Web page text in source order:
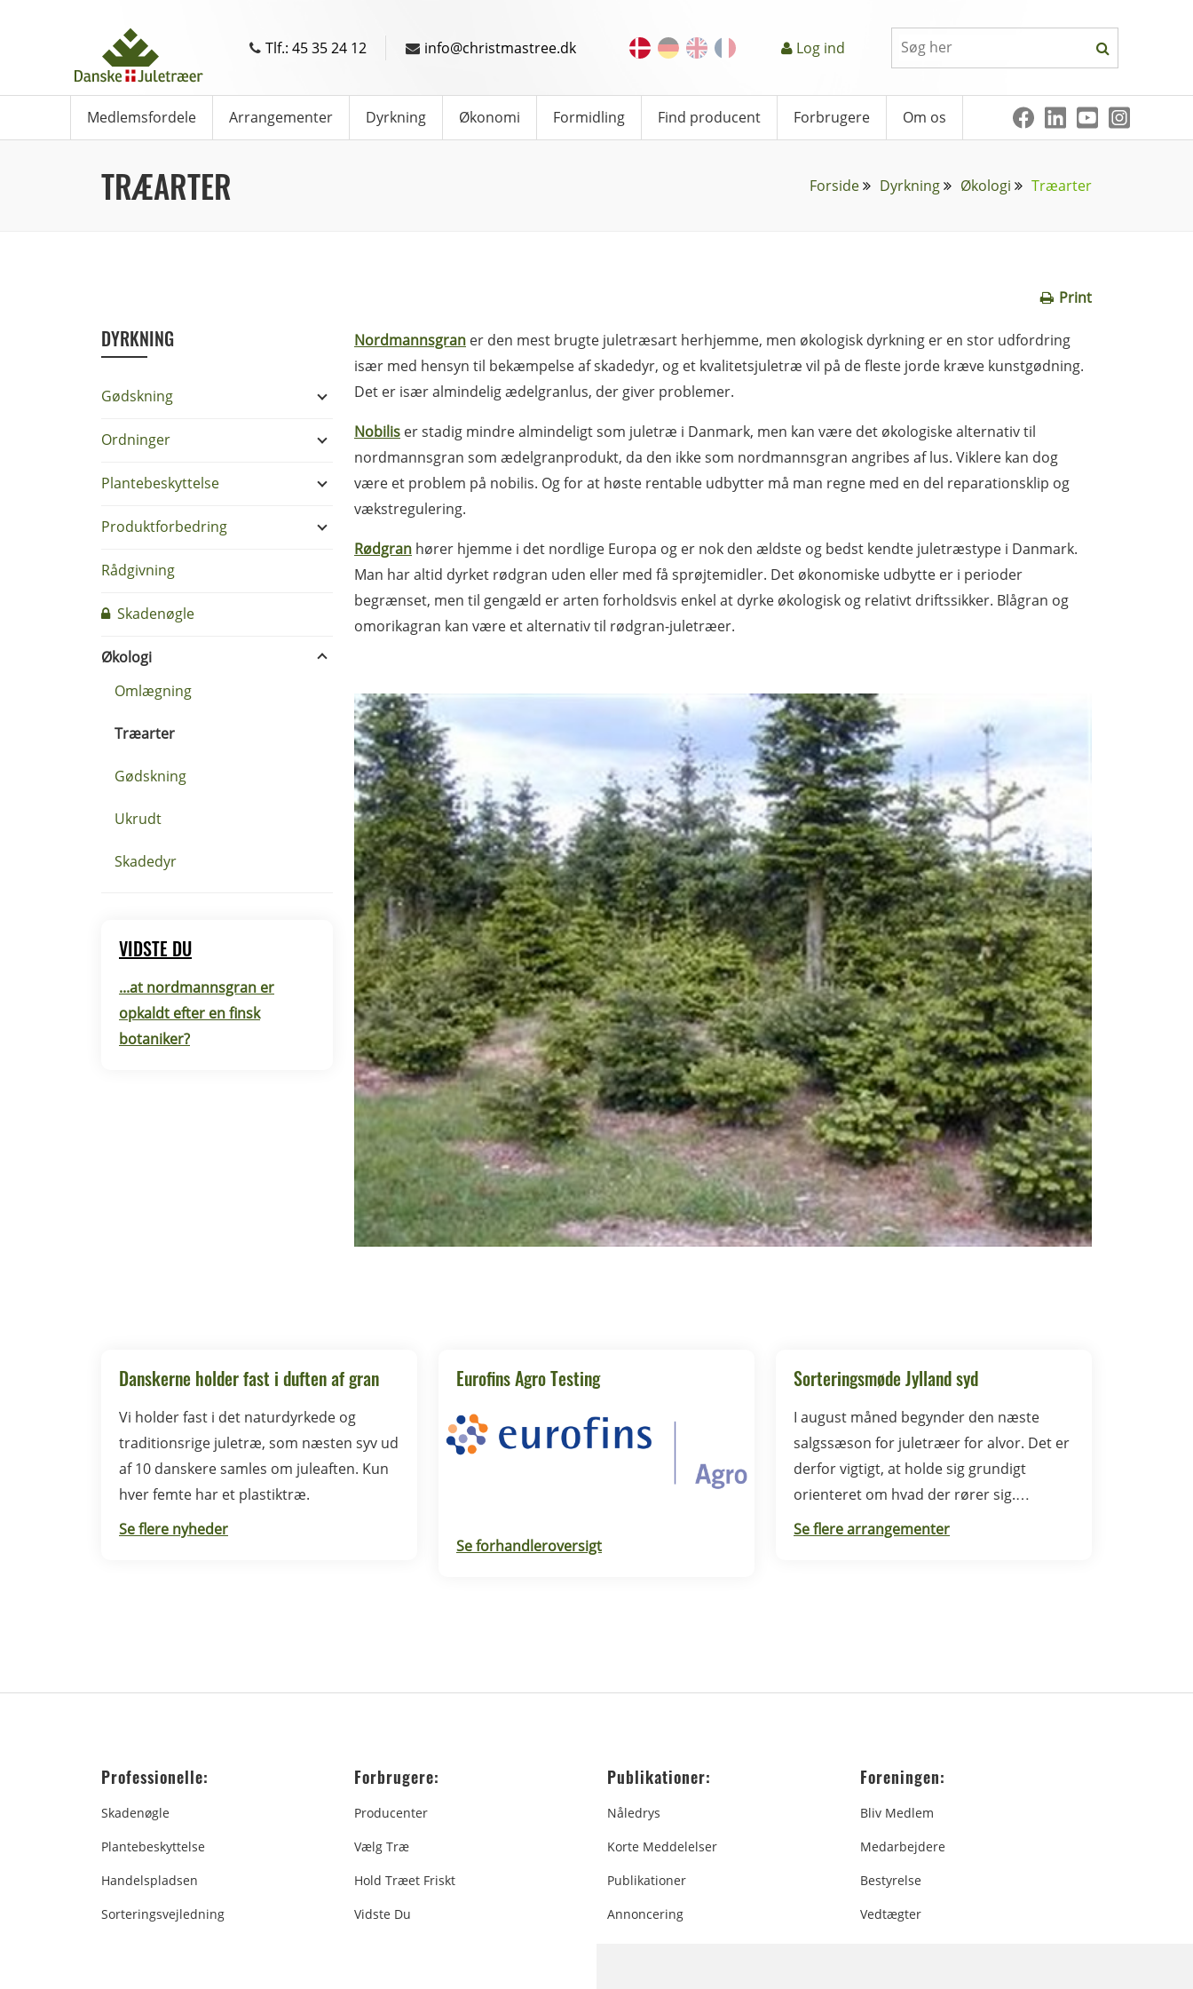
Tlf.: 45 35 24 12 info@christmastree.dk Log ind
Medlemsfordele Arrangementer Dyrkning Økonomi Formidling Find producent Forbrugere Om os
TRÆARTER Forside Dyrkning Økologi Træarter
Print
DYRKNING
Gødskning
Ordninger
Plantebeskyttelse
Produktforbedring
Rådgivning
Skadenøgle
Økologi
Omlægning
Træarter
Gødskning
Ukrudt
Skadedyr
VIDSTE DU
...at nordmannsgran er
opkaldt efter en finsk
botaniker?
Nordmannsgran er den mest brugte juletræsart herhjemme, men økologisk dyrkning er en stor udfordring
især med hensyn til bekæmpelse af skadedyr, og et kvalitetsjuletræ vil på de fleste jorde kræve kunstgødning.
Det er især almindelig ædelgranlus, der giver problemer.
Nobilis er stadig mindre almindeligt som juletræ i Danmark, men kan være det økologiske alternativ til
nordmannsgran som ædelgranprodukt, da den ikke som nordmannsgran angribes af lus. Viklere kan dog
være et problem på nobilis. Og for at høste rentable udbytter må man regne med en del reparationsklip og
vækstregulering.
Rødgran hører hjemme i det nordlige Europa og er nok den ældste og bedst kendte juletræstype i Danmark.
Man har altid dyrket rødgran uden eller med få sprøjtemidler. Det økonomiske udbytte er i perioder
begrænset, men til gen­gæld er arten forholdsvis enkel at dyrke økologisk og relativt driftssikker. Blågran og
omorikagran kan være et alternativ til rødgran-juletræer.
Danskerne holder fast i duften af gran
Vi holder fast i det naturdyrkede og
traditionsrige juletræ, som næsten syv ud
af 10 danskere samles om juleaften. Kun
hver femte har et plastiktræ.
Se flere nyheder
Eurofins Agro Testing
Se forhandleroversigt
Sorteringsmøde Jylland syd
I august måned begynder den næste
salgssæson for juletræer for alvor. Det er
derfor vigtigt, at holde sig grundigt
orienteret om hvad der rører sig.
Sorteringsmødet i Syddanmark foregår i
Se flere arrangementer
Professionelle:
Skadenøgle
Plantebeskyttelse
Handelspladsen
Sorteringsvejledning
Forbrugere:
Producenter
Vælg Træ
Hold Træet Friskt
Vidste Du
Publikationer:
Nåledrys
Korte Meddelelser
Publikationer
Annoncering
Foreningen:
Bliv Medlem
Medarbejdere
Bestyrelse
Vedtægter